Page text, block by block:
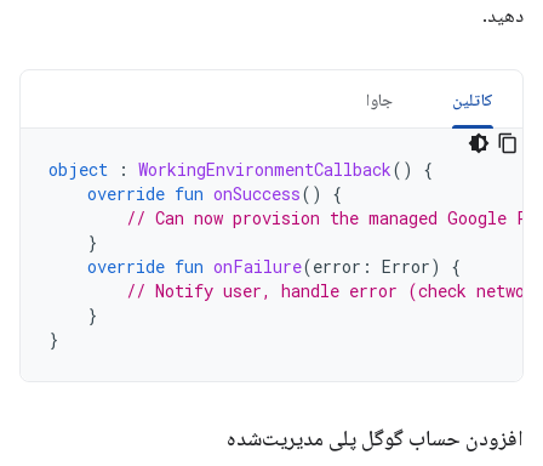
دهید.
کاتلین جاوا
object : WorkingEnvironmentCallback()
{
override fun onSuccess()
{
// Can now provision the managed Google
}
override fun onFailure(error : Error)
{
// Notify user, handle error (check
}
}
افزودن حساب گوگل پلی مدیریت‌شده